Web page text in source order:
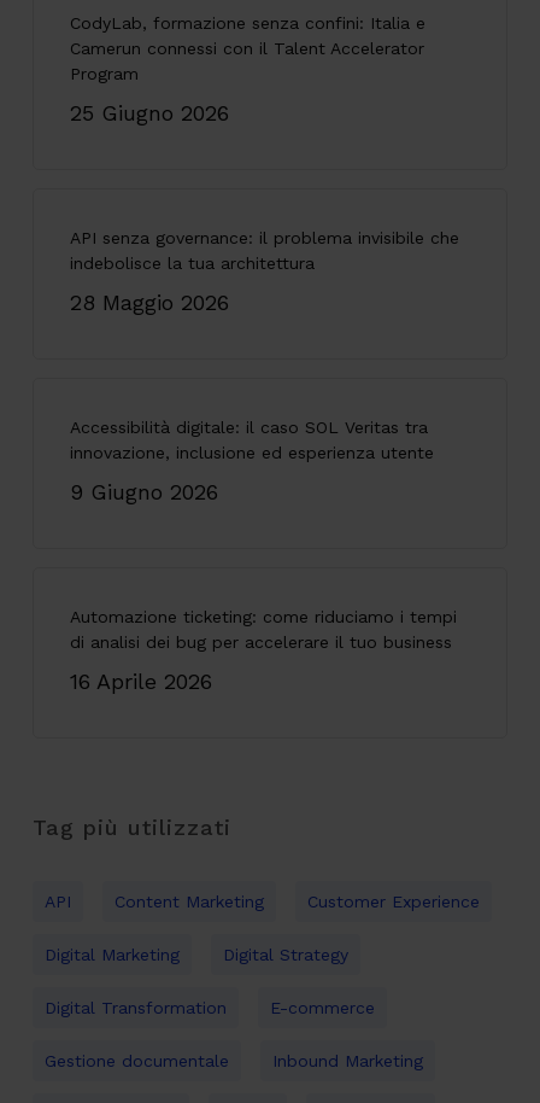
CodyLab, formazione senza confini: Italia e
Camerun connessi con il Talent Accelerator
Program
25 Giugno 2026
API senza governance: il problema invisibile che
indebolisce la tua architettura
28 Maggio 2026
Accessibilità digitale: il caso SOL Veritas tra
innovazione, inclusione ed esperienza utente
9 Giugno 2026
Automazione ticketing: come riduciamo i tempi
di analisi dei bug per accelerare il tuo business
16 Aprile 2026
Tag più utilizzati
API Content Marketing Customer Experience
Digital Marketing Digital Strategy
Digital Transformation E-commerce
Gestione documentale Inbound Marketing